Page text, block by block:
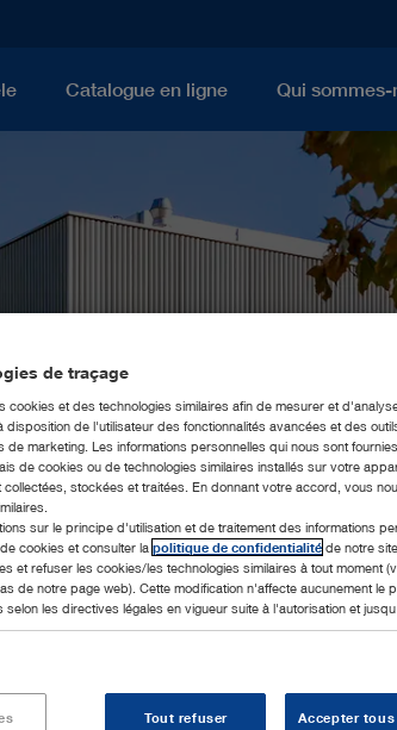
Catalogue en ligne Qui sommes-
de traçage
cookies et des technologies similaires afin de mesurer et
de l'utilisateur des fonctionnalités avancées et des
de marketing. Les informations personnelles qui nous sont
de cookies ou de technologies similaires installés sur votre
stockées et traitées. En donnant votre accord, vous
sur le principe d'utilisation et de traitement des informations
cookies et consulter la politique de confidentialité de notre
et refuser les cookies/les technologies similaires à tout moment
de notre page web). Cette modification n'affecte aucunement le
les directives légales en vigueur suite à l'autorisation et
Tout refuser Accepter